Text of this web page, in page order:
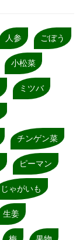
人参 ごぼう
小松菜
ミツバ
チンゲン菜
ピーマン
じゃがいも
生姜